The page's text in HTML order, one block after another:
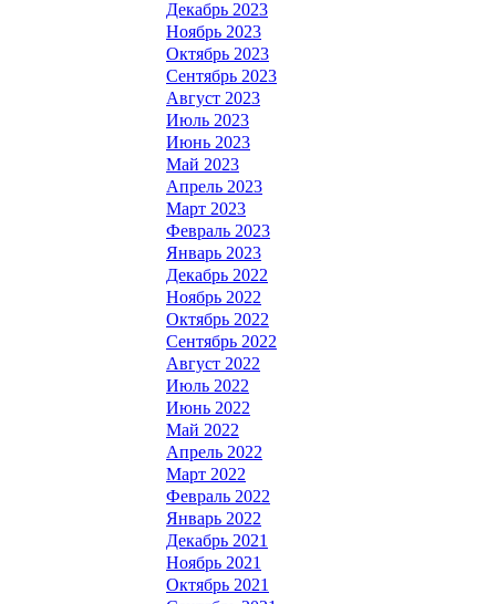
Декабрь 2023
Ноябрь 2023
Октябрь 2023
Сентябрь 2023
Август 2023
Июль 2023
Июнь 2023
Май 2023
Апрель 2023
Март 2023
Февраль 2023
Январь 2023
Декабрь 2022
Ноябрь 2022
Октябрь 2022
Сентябрь 2022
Август 2022
Июль 2022
Июнь 2022
Май 2022
Апрель 2022
Март 2022
Февраль 2022
Январь 2022
Декабрь 2021
Ноябрь 2021
Октябрь 2021